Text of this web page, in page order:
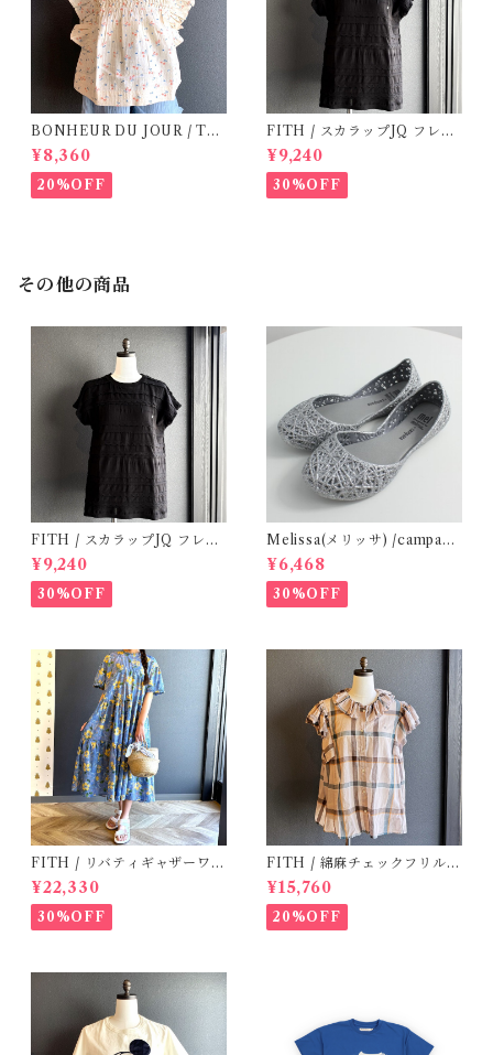
BONHEUR DU JOUR / TO
SCANE BlOUSE (Rose 2~6
Y)
¥8,360
20%OFF
FITH / スカラップJQ フレン
チスリーブTシャツ (Black) /
Size 1・2
¥9,240
30%OFF
その他の商品
FITH / スカラップJQ フレン
チスリーブTシャツ (Black) /
Size 1・2
¥9,240
30%OFF
Melissa(メリッサ) /campana
(Silver)28-32
¥6,468
30%OFF
FITH / リバティギャザーワン
ピース / Size 2
¥22,330
30%OFF
FITH / 綿麻チェックフリルブ
ラウス(Be) / Size 1・2
¥15,760
20%OFF